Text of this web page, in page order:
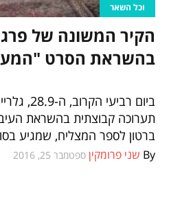
וכל השאר
וכל השאר
הקיר המשונה של
בהשראת הסרט
ביום
תערוכה קבוצתית בהשראת
ברטון לספר המצליח, שמגיע
By שני פרומקין ספטמבר 25, 2016